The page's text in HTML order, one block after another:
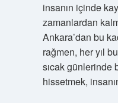
insanın içinde
zamanlardan
Ankara’dan bu
rağmen, her yıl
sıcak günlerinde
hissetmek,